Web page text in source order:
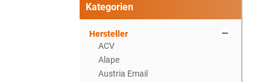
Kategorien
Hersteller
ACV
Alape
Austria Email